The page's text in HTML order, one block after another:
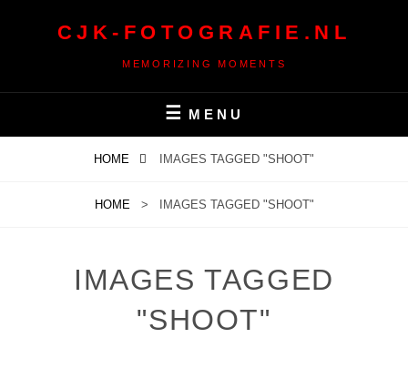
CJK-FOTOGRAFIE.NL
MEMORIZING MOMENTS
MENU
HOME IMAGES TAGGED "SHOOT"
HOME > IMAGES TAGGED "SHOOT"
IMAGES TAGGED
"SHOOT"